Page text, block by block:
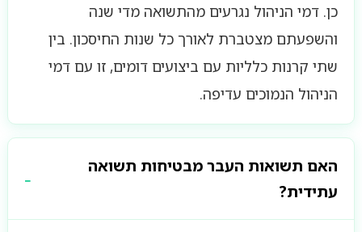
כן. דמי הניהול נגרעים מהתשואה מדי שנה
והשפעתם מצטברת לאורך כל שנות החיסכון. בין
שתי קרנות כלליות עם ביצועים דומים, זו עם דמי
הניהול הנמוכים עדיפה.
האם תשואות העבר מבטיחות תשואה
עתידית?